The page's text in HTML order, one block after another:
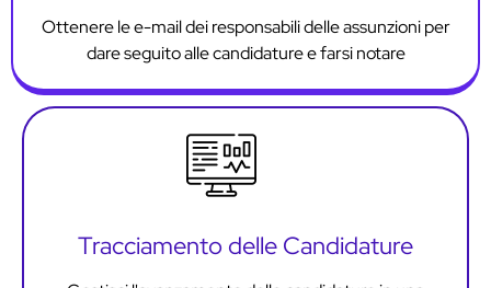
Ottenere le e-mail dei responsabili delle assunzioni per
dare seguito alle candidature e farsi notare
Tracciamento delle Candidature